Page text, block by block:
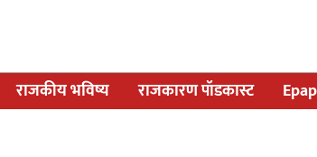
राजकीय भविष्य राजकारण पॉडकास्ट